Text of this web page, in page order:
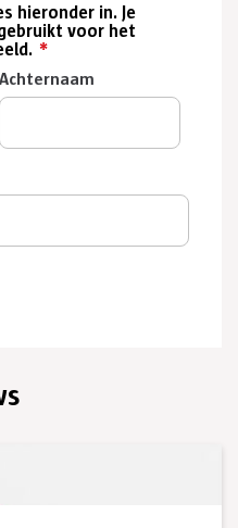
hieronder in. Je
voor het
*
Achternaam